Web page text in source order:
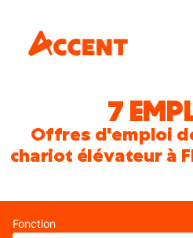
7
Offres d'emploi
chariot élévateur à
Fonction